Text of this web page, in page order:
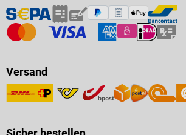
Versand